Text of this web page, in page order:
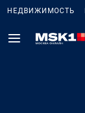
НЕДВИЖИМОСТЬ